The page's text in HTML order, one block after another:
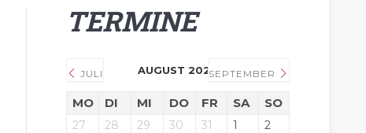
TERMINE
JULI AUGUST 2026SEPTEMBER
MO DI MI DO FR SA SO
27 28 29 30 31 1 2